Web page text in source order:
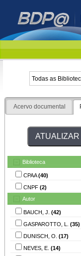
Acervo documental
Biblioteca
CPAA(40)
CNPF (2)
Autor
BAUCH, J. (42)
GASPAROTTO, L. (35)
DUNISCH, O. (17)
NEVES, E. (14)